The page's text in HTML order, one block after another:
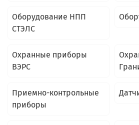
Оборудование НПП
СТЭЛС
Охранные приборы
ВЭРС
Приемно-контрольные
приборы